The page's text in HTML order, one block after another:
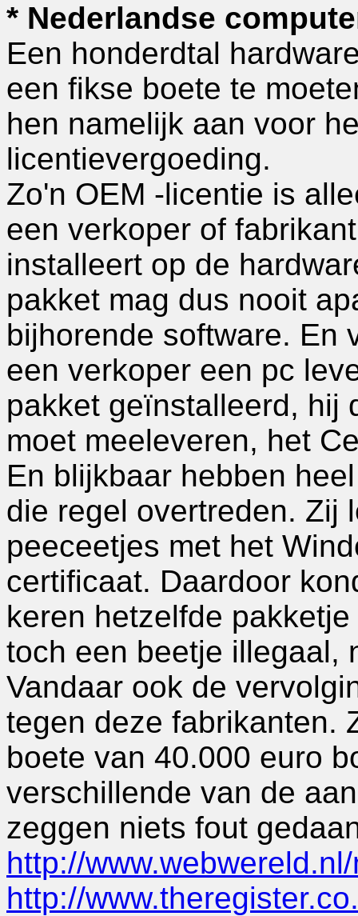
* Nederlandse
Een honderdtal
een fikse boete te
hen namelijk aan voor
licentievergoeding.
Zo'n OEM -licentie is
een verkoper of
installeert op de
pakket mag dus nooit
bijhorende software. En
een verkoper een pc
pakket geïnstalleerd, hij
moet meeleveren, het
En blijkbaar hebben
die regel overtreden. Zij
peeceetjes met het
certificaat. Daardoor
keren hetzelfde
toch een beetje illegaal,
Vandaar ook de
tegen deze fabrikanten.
boete van 40.000 euro
verschillende van de
zeggen niets fout
http://
http://